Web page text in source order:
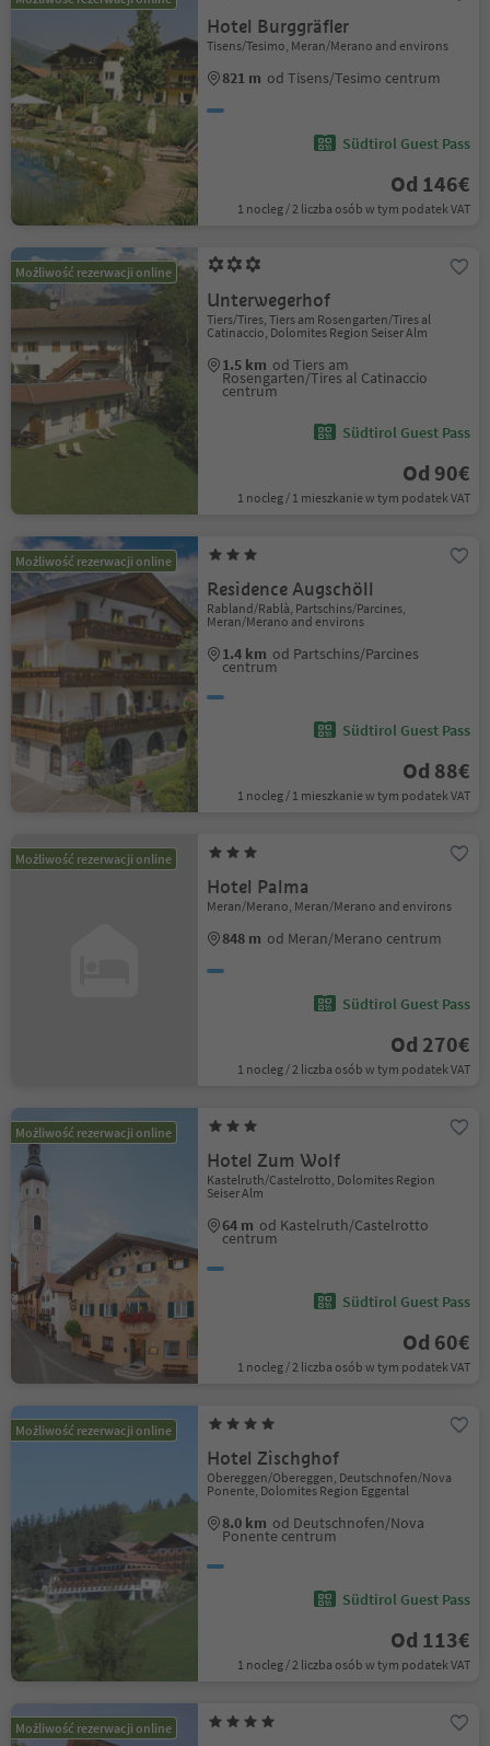
Hotel Burggräfler
Tisens/Tesimo, Meran/Merano and environs
821 m od Tisens/Tesimo centrum
Südtirol Guest Pass
Od 146€
1 nocleg / 2 liczba osób w tym podatek VAT
Możliwość rezerwacji online
Unterwegerhof
Tiers/Tires, Tiers am Rosengarten/Tires al
Catinaccio, Dolomites Region Seiser Alm
1.5 km od Tiers am
Rosengarten/Tires al Catinaccio
centrum
Südtirol Guest Pass
Od 90€
1 nocleg / 1 mieszkanie w tym podatek VAT
Możliwość rezerwacji online
Residence Augschöll
Rabland/Rablà, Partschins/Parcines,
Meran/Merano and environs
1.4 km od Partschins/Parcines
centrum
Südtirol Guest Pass
Od 88€
1 nocleg / 1 mieszkanie w tym podatek VAT
Możliwość rezerwacji online
Hotel Palma
Meran/Merano, Meran/Merano and environs
848 m od Meran/Merano centrum
Südtirol Guest Pass
Od 270€
1 nocleg / 2 liczba osób w tym podatek VAT
Możliwość rezerwacji online
Hotel Zum Wolf
Kastelruth/Castelrotto, Dolomites Region
Seiser Alm
64 m od Kastelruth/Castelrotto
centrum
Südtirol Guest Pass
Od 60€
1 nocleg / 2 liczba osób w tym podatek VAT
Możliwość rezerwacji online
Hotel Zischghof
Obereggen/Obereggen, Deutschnofen/Nova
Ponente, Dolomites Region Eggental
8.0 km od Deutschnofen/Nova
Ponente centrum
Südtirol Guest Pass
Od 113€
1 nocleg / 2 liczba osób w tym podatek VAT
Możliwość rezerwacji online